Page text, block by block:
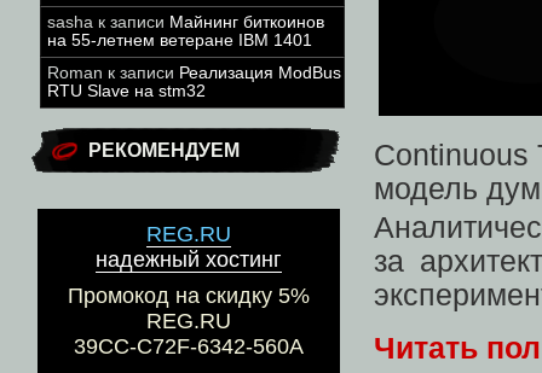
sasha к записи Майнинг биткоинов
на 55-летнем ветеране IBM 1401
Roman к записи Реализация ModBus
RTU Slave на stm32
РЕКОМЕНДУЕМ
REG.RU
надежный хостинг
Промокод на скидку 5%
REG.RU
39CC-C72F-6342-560A
Continuous
модель
за
Читать